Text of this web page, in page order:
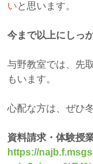
いと思います。
今まで以上にしっ
与野教室では、先
もいます。
心配な方は、ぜひ
資料請求・体験授
https://